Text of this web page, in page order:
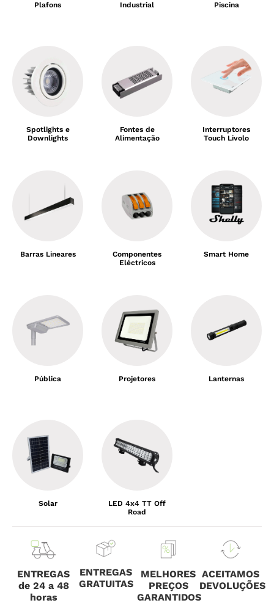
Plafons Industrial Piscina
Spotlights e
Downlights
Fontes de
Alimentação
Interruptores
Touch Livolo
Barras Lineares
Componentes
Eléctricos
Smart Home
Pública Projetores Lanternas
Solar
LED 4x4 TT Off
Road
ENTREGAS
de 24 a 48
horas
ENTREGAS
GRATUITAS
MELHORES
PREÇOS
GARANTIDOS
ACEITAMOS
DEVOLUÇÕES